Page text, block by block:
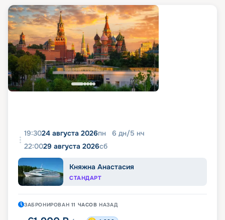
19:3024 августа 2026пн 6 дн/5 нч
22:0029 августа 2026сб
Княжна Анастасия
СТАНДАРТ
ЗАБРОНИРОВАН 11 ЧАСОВ НАЗАД